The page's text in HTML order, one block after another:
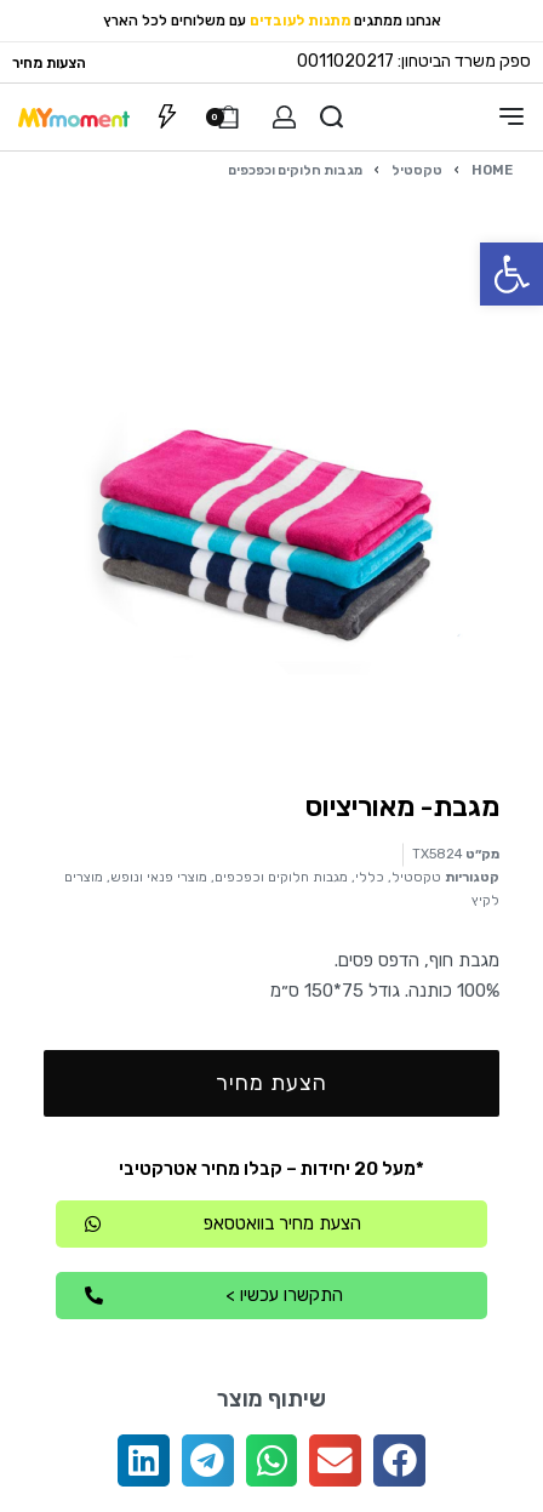
פתח סרגל נגישות
אנחנו ממתגים מתנות לעובדים עם משלוחים לכל הארץ
ספק משרד הביטחון: 0011020217 הצעות מחיר
0
HOME
› טקסטיל › מגבות חלוקים וכפכפים
מגבת- מאוריציוס
מק״ט TX5824
קטגוריות טקסטיל, כללי, מגבות חלוקים וכפכפים, מוצרי פנאי ונופש, מוצרים
לקיץ
מגבת חוף, הדפס פסים.
100% כותנה. גודל 75*150 ס״מ
הצעת מחיר
*מעל 20 יחידות – קבלו מחיר אטרקטיבי
הצעת מחיר בוואטסאפ
התקשרו עכשיו >
שיתוף מוצר